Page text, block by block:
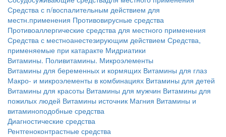
Средства с п/воспалительным действием для
местн.применения Противовирусные средства
Противоаллергические средства для местного применения
Средства с местноанестезирующим действием Средства,
применяемые при катаракте Мидриатики
Витамины. Поливитамины. Микроэлементы
Витамины для беременных и кормящих Витамины для глаз
Макро- и микроэлементы в комбинациях Витамины для детей
Витамины для красоты Витамины для мужчин Витамины для
пожилых людей Витамины источник Магния Витамины и
витаминоподобные средства
Диагностические средства
Рентгеноконтрастные средства